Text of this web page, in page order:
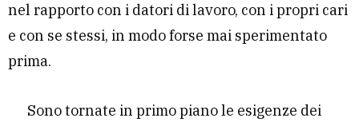
nel rapporto con i datori di lavoro, con i propri cari
e con se stessi, in modo forse mai sperimentato
prima.
Sono tornate in primo piano le esigenze dei